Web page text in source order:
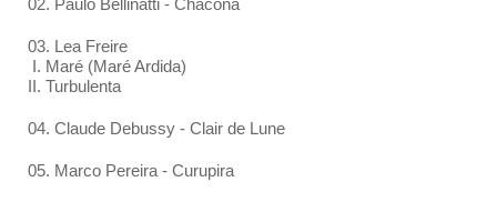
02. Paulo Bellinatti - Chacona
03. Lea Freire
I. Maré (Maré Ardida)
II. Turbulenta
04. Claude Debussy - Clair de Lune
05. Marco Pereira - Curupira